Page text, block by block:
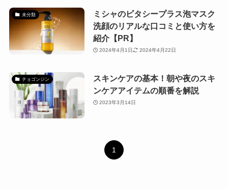
未分類
ミシャのビタシープラス泡マスク
洗顔のリアルな口コミと使い方を
紹介【PR】
2024年4月1日 2024年4月22日
チョゴンジン
スキンケアの基本！朝や夜のスキ
ンケアアイテムの順番を解説
2023年3月14日
1